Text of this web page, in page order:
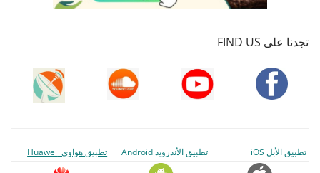
تجدنا على FIND US
تطبيق الأبل iOS تطبيق الأندرويد Android تطبيق هواوي Huawei